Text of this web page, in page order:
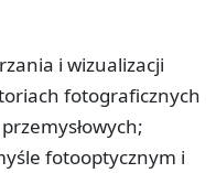
i wizualizacji
fotograficznych
fotooptycznym i